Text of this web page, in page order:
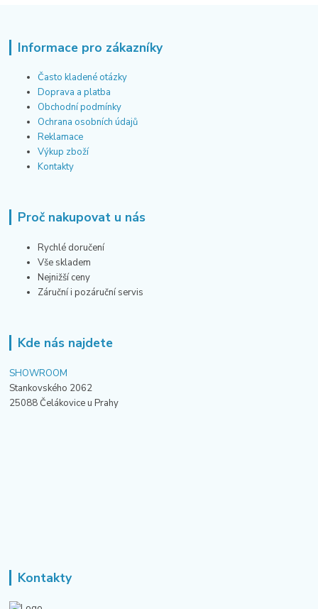
Informace pro zákazníky
Často kladené otázky
Doprava a platba
Obchodní podmínky
Ochrana osobních údajů
Reklamace
Výkup zboží
Kontakty
Proč nakupovat u nás
Rychlé doručení
Vše skladem
Nejnižší ceny
Záruční i pozáruční servis
Kde nás najdete
SHOWROOM
Stankovského 2062
25088 Čelákovice u Prahy
Kontakty